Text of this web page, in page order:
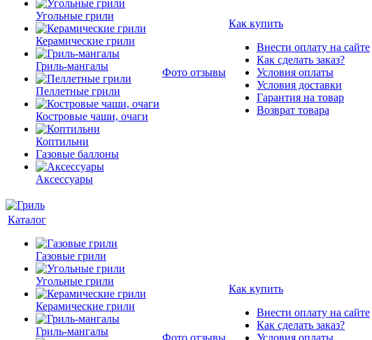
Угольные грили
Керамические грили
Гриль-мангалы
Пеллетные грили
Костровые чаши, очаги
Коптильни
Газовые баллоны
Аксессуары
Фото отзывы
Как купить
Внести оплату на сайте
Как сделать заказ?
Условия оплаты
Условия доставки
Гарантия на товар
Возврат товара
Каталог
Газовые грили
Угольные грили
Керамические грили
Гриль-мангалы
Фото отзывы
Как купить
Внести оплату на сайте
Как сделать заказ?
Условия оплаты